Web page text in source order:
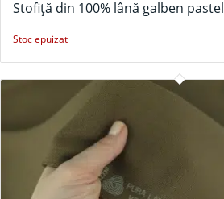
Stofiță din 100% lână galben pastel
Stoc epuizat